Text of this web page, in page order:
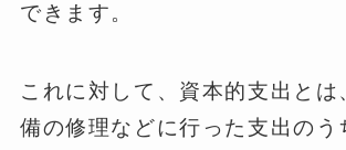
できます。
これに対して、資本的支出とは
備の修理などに行った支出のう